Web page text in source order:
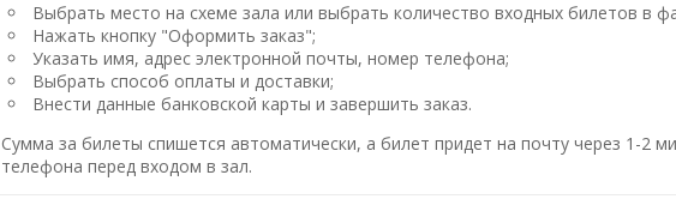
Выбрать место на схеме зала или выбрать количество входных билетов в
Нажать кнопку "Оформить заказ";
Указать имя, адрес электронной почты, номер телефона;
Выбрать способ оплаты и доставки;
Внести данные банковской карты и завершить заказ.
Сумма за билеты спишется автоматически, а билет придет на почту через 1-2
телефона перед входом в зал.